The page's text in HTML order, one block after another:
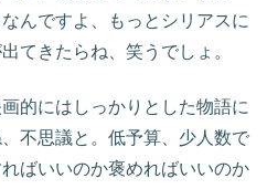
んですよ、もっとシリアスに
てきたらね、笑うでしょ。
的にはしっかりとした物語に
不思議と。低予算、少人数で
ばいいのか褒めればいいのか